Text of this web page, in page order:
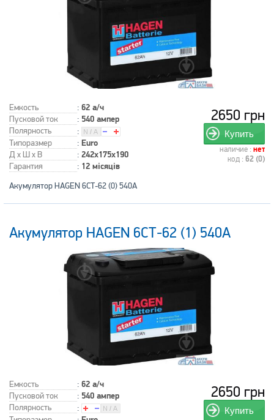
Емкость : 62 а/ч
Пусковой ток : 540 ампер
Полярность
:
Типоразмер
: Euro
Д x Ш x В : 242x175x190
Гарантия : 12 місяців
2650 грн
Купить
наличие : нет
код : 62 (0)
Акумулятор HAGEN 6СТ-62 (0) 540A
Акумулятор HAGEN 6СТ-62 (1) 540A
Емкость : 62 а/ч
Пусковой ток : 540 ампер
Полярность
:
2650 грн
Купить